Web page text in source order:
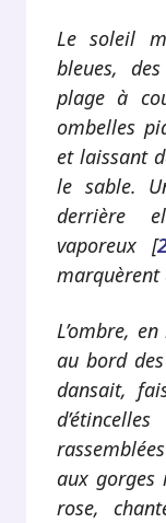
Le soleil
bleues,
plage à
ombelles
et laissant
le sable.
derrière
vaporeux [
marquèrent
L’ombre,
au bord
dansait,
aux gorges
rose,